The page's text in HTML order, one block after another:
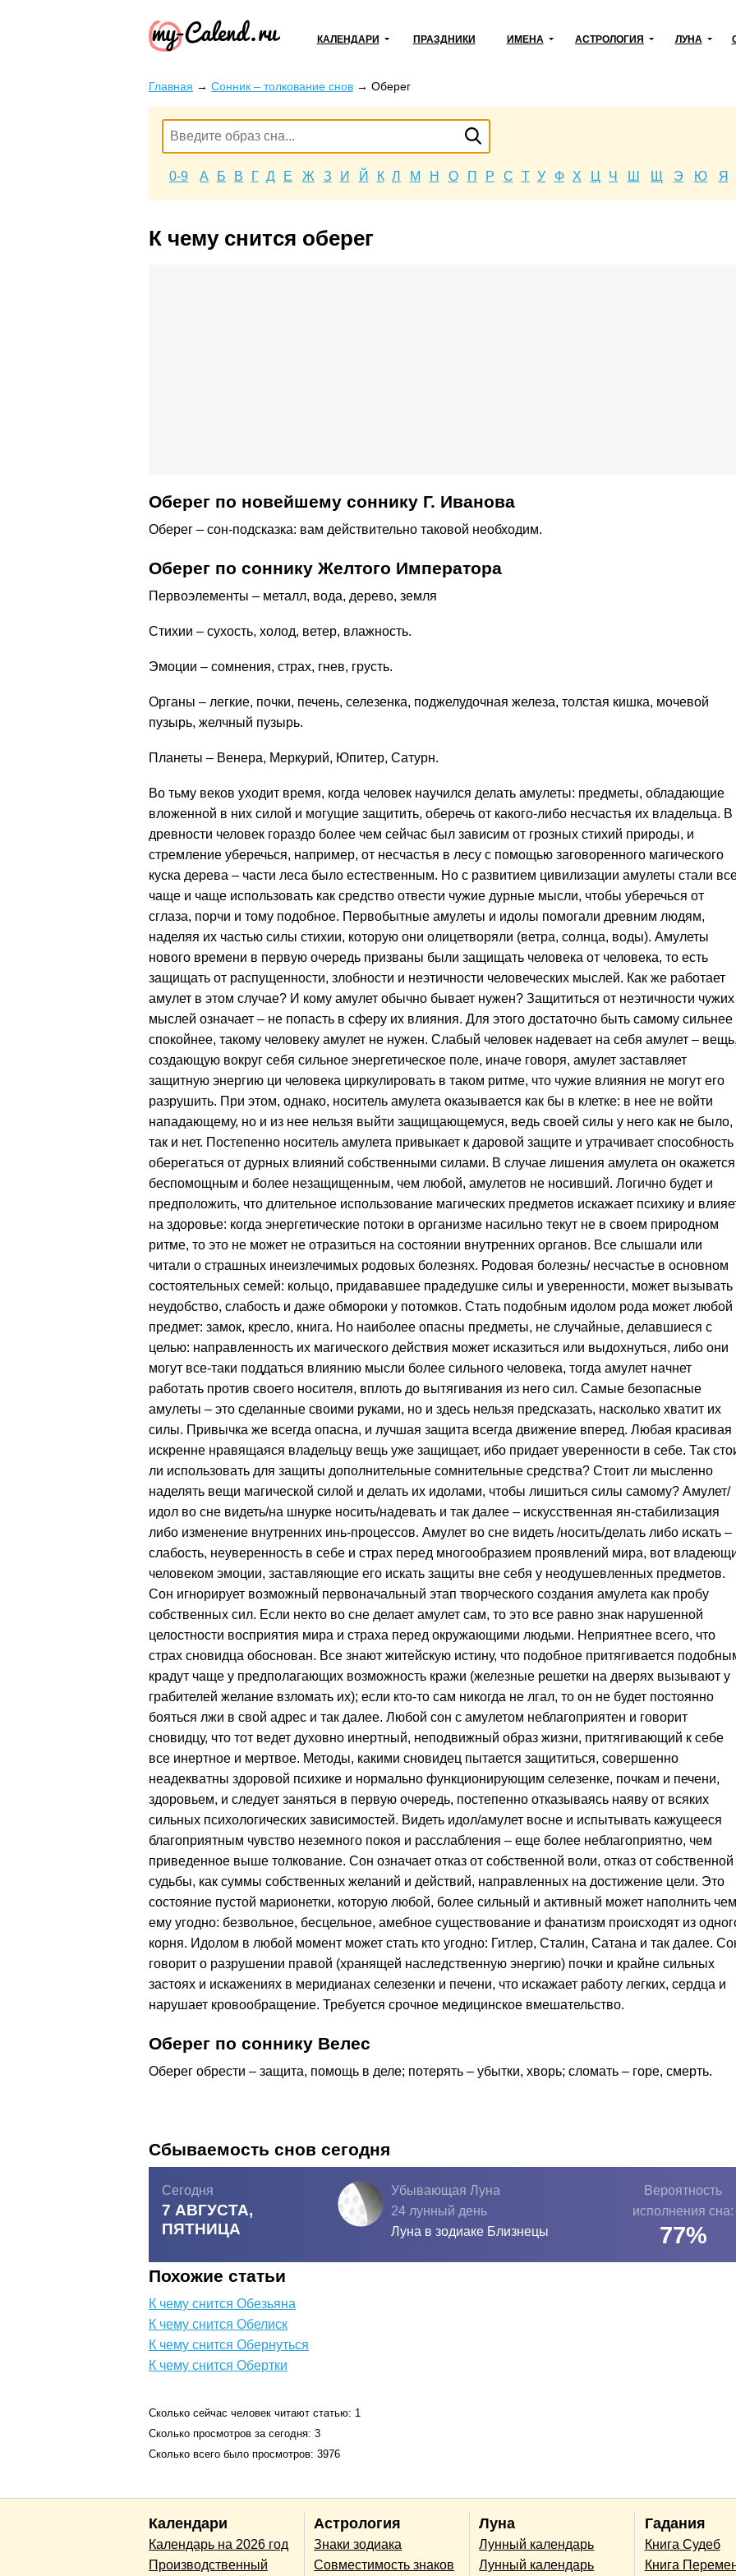
КАЛЕНДАРИ ПРАЗДНИКИ ИМЕНА АСТРОЛОГИЯ ЛУНА
Главная → Сонник – толкование снов → Оберег
0-9 А Б В Г Д Е Ж З И Й К Л М Н О П Р С Т У Ф Х Ц Ч Ш Щ Э Ю Я
К чему снится оберег
Оберег по новейшему соннику Г. Иванова
Оберег – сон-подсказка: вам действительно таковой необходим.
Оберег по соннику Желтого Императора
Первоэлементы – металл, вода, дерево, земля
Стихии – сухость, холод, ветер, влажность.
Эмоции – сомнения, страх, гнев, грусть.
Органы – легкие, почки, печень, селезенка, поджелудочная железа, толстая кишка, мочевой
пузырь, желчный пузырь.
Планеты – Венера, Меркурий, Юпитер, Сатурн.
Во тьму веков уходит время, когда человек научился делать амулеты: предметы, обладающие
вложенной в них силой и могущие защитить, оберечь от какого-либо несчастья их владельца. В
древности человек гораздо более чем сейчас был зависим от грозных стихий природы, и
стремление уберечься, например, от несчастья в лесу с помощью заговоренного магического
куска дерева – части леса было естественным. Но с развитием цивилизации амулеты стали
чаще и чаще использовать как средство отвести чужие дурные мысли, чтобы уберечься от
сглаза, порчи и тому подобное. Первобытные амулеты и идолы помогали древним людям,
наделяя их частью силы стихии, которую они олицетворяли (ветра, солнца, воды). Амулеты
нового времени в первую очередь призваны были защищать человека от человека, то есть
защищать от распущенности, злобности и неэтичности человеческих мыслей. Как же работает
амулет в этом случае? И кому амулет обычно бывает нужен? Защититься от неэтичности чужих
мыслей означает – не попасть в сферу их влияния. Для этого достаточно быть самому сильнее
спокойнее, такому человеку амулет не нужен. Слабый человек надевает на себя амулет – вещь,
создающую вокруг себя сильное энергетическое поле, иначе говоря, амулет заставляет
защитную энергию ци человека циркулировать в таком ритме, что чужие влияния не могут его
разрушить. При этом, однако, носитель амулета оказывается как бы в клетке: в нее не войти
нападающему, но и из нее нельзя выйти защищающемуся, ведь своей силы у него как не было,
так и нет. Постепенно носитель амулета привыкает к даровой защите и утрачивает способность
оберегаться от дурных влияний собственными силами. В случае лишения амулета он окажется
беспомощным и более незащищенным, чем любой, амулетов не носивший. Логично будет и
предположить, что длительное использование магических предметов искажает психику и
на здоровье: когда энергетические потоки в организме насильно текут не в своем природном
ритме, то это не может не отразиться на состоянии внутренних органов. Все слышали или
читали о страшных инеизлечимых родовых болезнях. Родовая болезнь/ несчастье в основном
состоятельных семей: кольцо, придававшее прадедушке силы и уверенности, может вызывать
неудобство, слабость и даже обмороки у потомков. Стать подобным идолом рода может любой
предмет: замок, кресло, книга. Но наиболее опасны предметы, не случайные, делавшиеся с
целью: направленность их магического действия может исказиться или выдохнуться, либо они
могут все-таки поддаться влиянию мысли более сильного человека, тогда амулет начнет
работать против своего носителя, вплоть до вытягивания из него сил. Самые безопасные
амулеты – это сделанные своими руками, но и здесь нельзя предсказать, насколько хватит их
силы. Привычка же всегда опасна, и лучшая защита всегда движение вперед. Любая красивая
искренне нравящаяся владельцу вещь уже защищает, ибо придает уверенности в себе. Так
ли использовать для защиты дополнительные сомнительные средства? Стоит ли мысленно
наделять вещи магической силой и делать их идолами, чтобы лишиться силы самому? Амулет/
идол во сне видеть/на шнурке носить/надевать и так далее – искусственная ян-стабилизация
либо изменение внутренних инь-процессов. Амулет во сне видеть /носить/делать либо искать –
слабость, неуверенность в себе и страх перед многообразием проявлений мира, вот
человеком эмоции, заставляющие его искать защиты вне себя у неодушевленных предметов.
Сон игнорирует возможный первоначальный этап творческого создания амулета как пробу
собственных сил. Если некто во сне делает амулет сам, то это все равно знак нарушенной
целостности восприятия мира и страха перед окружающими людьми. Неприятнее всего, что
страх сновидца обоснован. Все знают житейскую истину, что подобное притягивается
крадут чаще у предполагающих возможность кражи (железные решетки на дверях вызывают у
грабителей желание взломать их); если кто-то сам никогда не лгал, то он не будет постоянно
бояться лжи в свой адрес и так далее. Любой сон с амулетом неблагоприятен и говорит
сновидцу, что тот ведет духовно инертный, неподвижный образ жизни, притягивающий к себе
все инертное и мертвое. Методы, какими сновидец пытается защититься, совершенно
неадекватны здоровой психике и нормально функционирующим селезенке, почкам и печени,
здоровьем, и следует заняться в первую очередь, постепенно отказываясь наяву от всяких
сильных психологических зависимостей. Видеть идол/амулет восне и испытывать кажущееся
благоприятным чувство неземного покоя и расслабления – еще более неблагоприятно, чем
приведенное выше толкование. Сон означает отказ от собственной воли, отказ от собственной
судьбы, как суммы собственных желаний и действий, направленных на достижение цели. Это
состояние пустой марионетки, которую любой, более сильный и активный может наполнить чем
ему угодно: безвольное, бесцельное, амебное существование и фанатизм происходят из
корня. Идолом в любой момент может стать кто угодно: Гитлер, Сталин, Сатана и так далее.
говорит о разрушении правой (хранящей наследственную энергию) почки и крайне сильных
застоях и искажениях в меридианах селезенки и печени, что искажает работу легких, сердца и
нарушает кровообращение. Требуется срочное медицинское вмешательство.
Оберег по соннику Велес
Оберег обрести – защита, помощь в деле; потерять – убытки, хворь; сломать – горе, смерть.
Сбываемость снов сегодня
Сегодня
7 АВГУСТА,
ПЯТНИЦА
Убывающая Луна
24 лунный день
Луна в зодиаке Близнецы
Вероятность
исполнения сна:
77%
Похожие статьи
К чему снится Обезьяна
К чему снится Обелиск
К чему снится Обернуться
К чему снится Обертки
Сколько сейчас человек читают статью: 1
Сколько просмотров за сегодня: 3
Сколько всего было просмотров: 3976
Календари
Календарь на 2026 год
Производственный
Астрология
Знаки зодиака
Совместимость знаков
Луна
Лунный календарь
Лунный календарь
Гадания
Книга Судеб
Книга